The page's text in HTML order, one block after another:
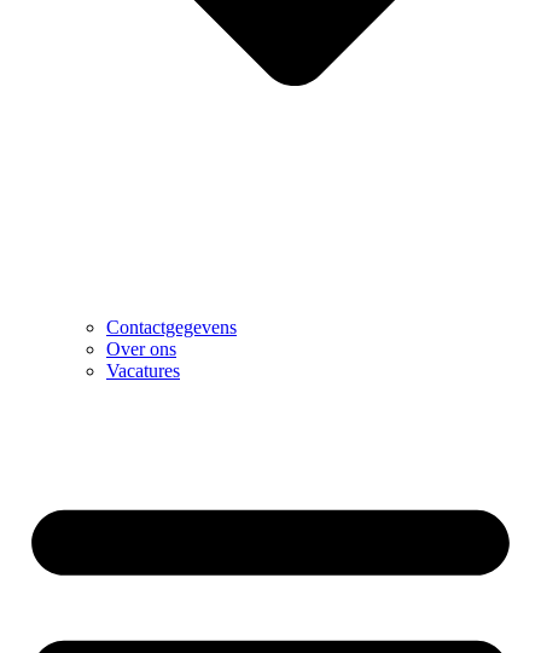
Contactgegevens
Over ons
Vacatures